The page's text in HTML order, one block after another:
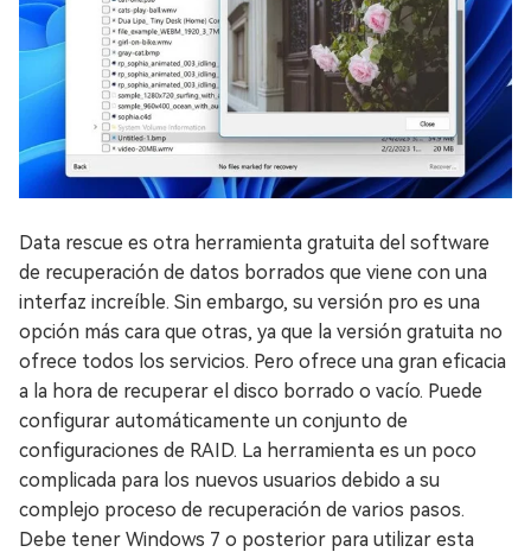
Data rescue es otra herramienta gratuita del software
de recuperación de datos borrados que viene con una
interfaz increíble. Sin embargo, su versión pro es una
opción más cara que otras, ya que la versión gratuita no
ofrece todos los servicios. Pero ofrece una gran eficacia
a la hora de recuperar el disco borrado o vacío. Puede
configurar automáticamente un conjunto de
configuraciones de RAID. La herramienta es un poco
complicada para los nuevos usuarios debido a su
complejo proceso de recuperación de varios pasos.
Debe tener Windows 7 o posterior para utilizar esta